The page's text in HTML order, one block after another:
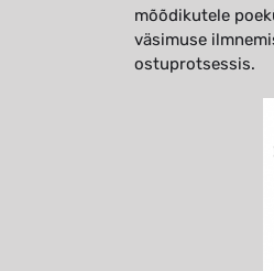
mõõdikutele
väsimuse
ostuprotsessis.